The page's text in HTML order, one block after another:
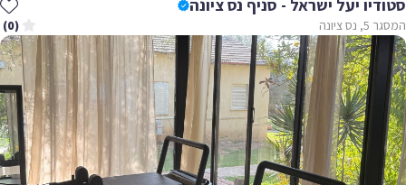
סטודיו יעל ישראל - סניף נס ציונה
המסגר 5, נס ציונה (0)